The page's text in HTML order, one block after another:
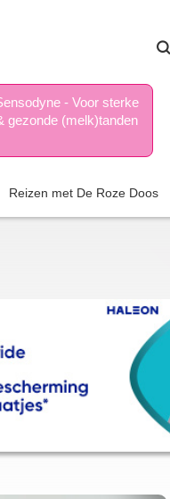
- Voor sterke
gezonde (melk)tanden
Reizen met De Roze Doos